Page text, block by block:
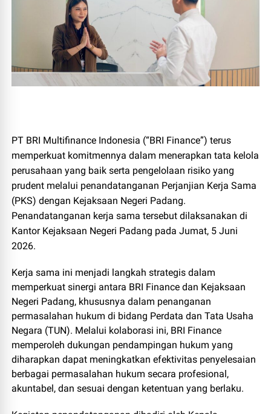
PT BRI Multifinance Indonesia (“BRI Finance”) terus
memperkuat komitmennya dalam menerapkan tata kelola
perusahaan yang baik serta pengelolaan risiko yang
prudent melalui penandatanganan Perjanjian Kerja Sama
(PKS) dengan Kejaksaan Negeri Padang.
Penandatanganan kerja sama tersebut dilaksanakan di
Kantor Kejaksaan Negeri Padang pada Jumat, 5 Juni
2026.
Kerja sama ini menjadi langkah strategis dalam
memperkuat sinergi antara BRI Finance dan Kejaksaan
Negeri Padang, khususnya dalam penanganan
permasalahan hukum di bidang Perdata dan Tata Usaha
Negara (TUN). Melalui kolaborasi ini, BRI Finance
memperoleh dukungan pendampingan hukum yang
diharapkan dapat meningkatkan efektivitas penyelesaian
berbagai permasalahan hukum secara profesional,
akuntabel, dan sesuai dengan ketentuan yang berlaku.